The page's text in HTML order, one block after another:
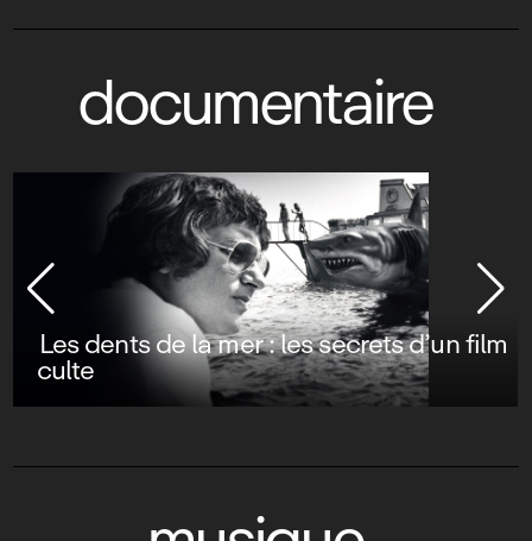
documentaire
Les dents de la mer : les secrets d’un film
culte